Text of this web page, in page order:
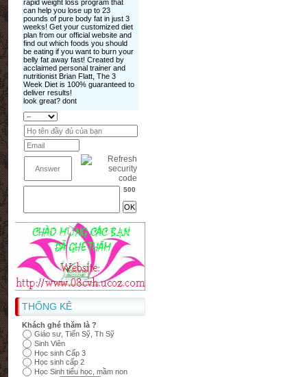
500
THỐNG KÊ
Khách ghé thăm là ?
Giáo sư, Tiến Sỹ, Th Sỹ
Sinh Viên
Học sinh Cấp 3
Học sinh cấp 2
Học Sinh tiểu học, mầm non